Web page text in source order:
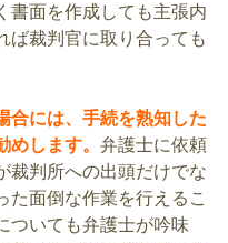
書面を作成しても主張内
ば裁判官に取り合っても
合には、手続を熟知した
めします。弁護士に依頼
裁判所への出頭だけでな
た面倒な作業を行えるこ
ついても弁護士が吟味